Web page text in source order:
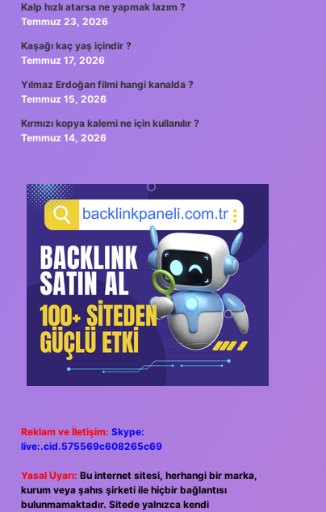
Kalp hızlı atarsa ne yapmak lazım ?
Temmuz 23, 2026
Kaşağı kaç yaş içindir ?
Temmuz 17, 2026
Yılmaz Erdoğan filmi hangi kanalda ?
Temmuz 15, 2026
Kırmızı kopya kalemi ne için kullanılır ?
Temmuz 14, 2026
Reklam ve İletişim: Skype:
live:.cid.575569c608265c69
Yasal Uyarı: Bu internet sitesi, herhangi bir marka,
kurum veya şahıs şirketi ile hiçbir bağlantısı
bulunmamaktadır. Sitede yalnızca kendi